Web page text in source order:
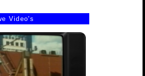
Video's